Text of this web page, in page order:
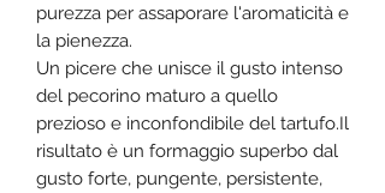
purezza per assaporare l'aromaticità e
la pienezza.
Un picere che unisce il gusto intenso
del pecorino maturo a quello
prezioso e inconfondibile del tartufo.Il
risultato è un formaggio superbo dal
gusto forte, pungente, persistente,